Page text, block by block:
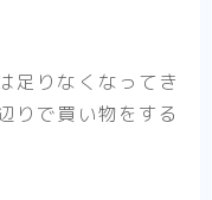
足りなくなってき
りで買い物をする